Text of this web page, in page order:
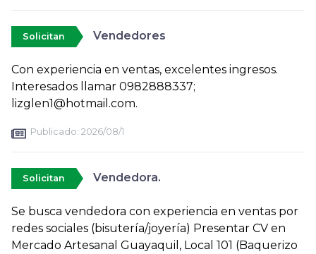
Solicitan Vendedores
Con experiencia en ventas, excelentes ingresos.
Interesados llamar 0982888337;
lizglen1@hotmail.com.
Publicado: 2026/08/1
Solicitan Vendedora.
Se busca vendedora con experiencia en ventas por
redes sociales (bisutería/joyería) Presentar CV en
Mercado Artesanal Guayaquil, Local 101 (Baquerizo